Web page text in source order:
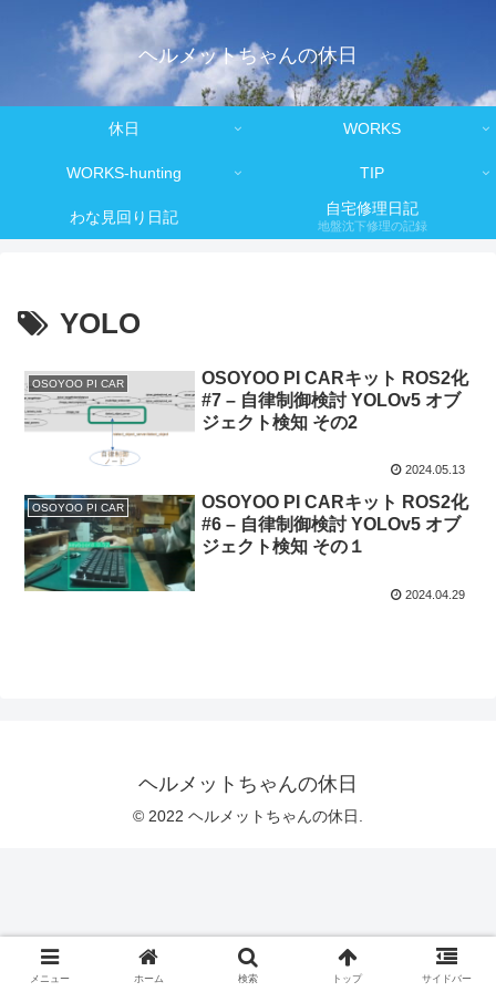
ヘルメットちゃんの休日
休日 WORKS
WORKS-hunting TIP
わな見回り日記 自宅修理日記
地盤沈下修理の記録
YOLO
OSOYOO PI CAR
OSOYOO PI CARキット ROS2化
#7 – 自律制御検討 YOLOv5 オブ
ジェクト検知 その2
2024.05.13
OSOYOO PI CAR
OSOYOO PI CARキット ROS2化
#6 – 自律制御検討 YOLOv5 オブ
ジェクト検知 その１
2024.04.29
ヘルメットちゃんの休日
© 2022 ヘルメットちゃんの休日.
メニュー ホーム 検索 トップ サイドバー